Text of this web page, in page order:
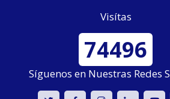
Visítas
74496
Síguenos en Nuestras Redes